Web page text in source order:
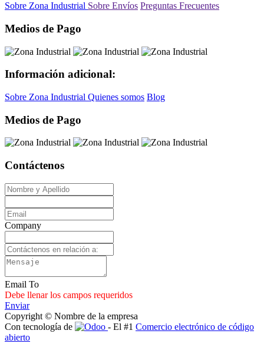
Sobre Zona Industrial Sobre Envíos Preguntas Frecuentes
Medios de Pago
Información adicional:
Sobre Zona Industrial Quienes somos Blog
Medios de Pago
Contáctenos
Company
Email To
Debe llenar los campos requeridos
Enviar
Copyright © Nombre de la empresa
Con tecnología de
- El #1 Comercio electrónico de código
abierto